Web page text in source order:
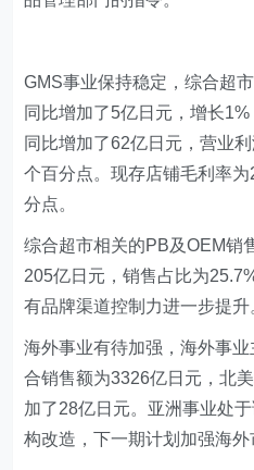
GMS事业保持稳定，综合超
同比增加了5亿日元，增长
同比增加了62亿日元，营业
个百分点。现存店铺毛利率
分点。
综合超市相关的PB及OEM销
205亿日元，销售占比为
有品牌渠道控制力进一步提升
海外事业有待加强，海外事
合销售额为3326亿日元，北
加了28亿日元。亚洲事业处
构改造，下一期计划加强海外